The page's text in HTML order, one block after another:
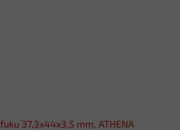
37,3x44x3,5 mm, ATHENA